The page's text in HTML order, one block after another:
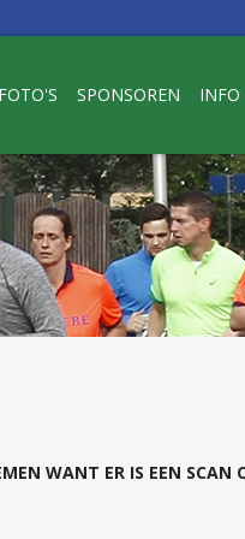
SPONSOREN INFO
WANT ER IS EEN SCAN